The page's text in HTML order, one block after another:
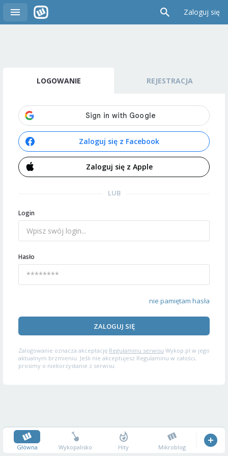
Zaloguj się
LOGOWANIE REJESTRACJA
Zaloguj się z Facebook
Zaloguj się z Apple
LUB
Login
Hasło
nie pamiętam hasła
ZALOGUJ SIĘ
Zalogowanie oznacza akceptację Regulaminu serwisu Wykop.pl w jego
aktualnym brzmieniu. Jeśli nie akceptujesz Regulaminu w całości,
prosimy o niekorzystanie z serwisu.
Główna Wykopalisko Hity Mikroblog